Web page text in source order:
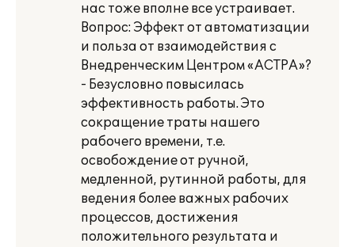
нас тоже вполне все устраивает.
Вопрос: Эффект от автоматизации
и польза от взаимодействия с
Внедренческим Центром «АСТРА»?
- Безусловно повысилась
эффективность работы. Это
сокращение траты нашего
рабочего времени, т.е.
освобождение от ручной,
медленной, рутинной работы, для
ведения более важных рабочих
процессов, достижения
положительного результата и